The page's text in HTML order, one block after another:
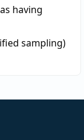
having
sampling)